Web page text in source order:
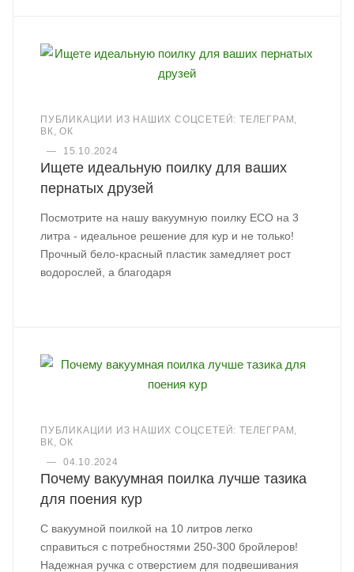
ПУБЛИКАЦИИ ИЗ НАШИХ СОЦСЕТЕЙ: ТЕЛЕГРАМ,
ВК, ОК
—
15.10.2024
Ищете идеальную поилку для ваших
пернатых друзей
Посмотрите на нашу вакуумную поилку ECO на 3
литра - идеальное решение для кур и не только!
Прочный бело-красный пластик замедляет рост
водорослей, а благодаря
ПУБЛИКАЦИИ ИЗ НАШИХ СОЦСЕТЕЙ: ТЕЛЕГРАМ,
ВК, ОК
—
04.10.2024
Почему вакуумная поилка лучше тазика
для поения кур
С вакуумной поилкой на 10 литров легко
справиться с потребностями 250-300 бройлеров!
Надежная ручка с отверстием для подвешивания